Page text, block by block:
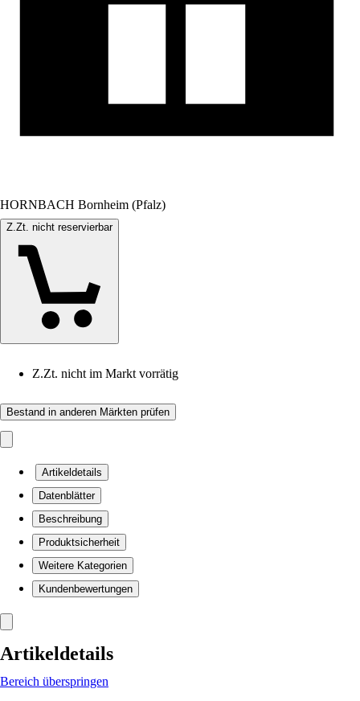
HORNBACH Bornheim (Pfalz)
Z.Zt. nicht reservierbar
Z.Zt. nicht im Markt vorrätig
Bestand in anderen Märkten prüfen
Artikeldetails
Datenblätter
Beschreibung
Produktsicherheit
Weitere Kategorien
Kundenbewertungen
Artikeldetails
Bereich überspringen